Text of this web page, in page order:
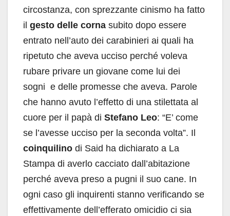
circostanza, con sprezzante cinismo ha fatto
il gesto delle corna subito dopo essere
entrato nell’auto dei carabinieri ai quali ha
ripetuto che aveva ucciso perché voleva
rubare privare un giovane come lui dei
sogni e delle promesse che aveva. Parole
che hanno avuto l’effetto di una stilettata al
cuore per il papà di Stefano Leo: “E’ come
se l’avesse ucciso per la seconda volta”. Il
coinquilino di Said ha dichiarato a La
Stampa di averlo cacciato dall’abitazione
perché aveva preso a pugni il suo cane. In
ogni caso gli inquirenti stanno verificando se
effettivamente dell’efferato omicidio ci sia